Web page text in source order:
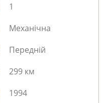
1
Механічна
Передній
299 км
1994